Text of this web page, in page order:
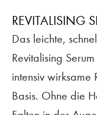
REVITALISING
Das leichte,
Revitalising
intensiv
Basis. Ohne die